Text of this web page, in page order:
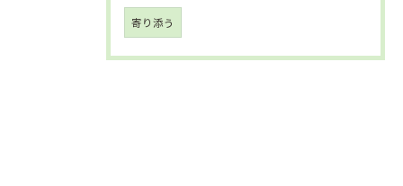
寄り添う